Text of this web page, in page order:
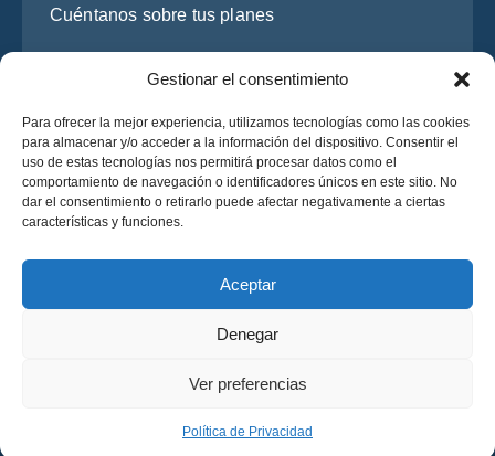
Gestionar el consentimiento
Para ofrecer la mejor experiencia, utilizamos tecnologías como las cookies
para almacenar y/o acceder a la información del dispositivo. Consentir el
uso de estas tecnologías nos permitirá procesar datos como el
comportamiento de navegación o identificadores únicos en este sitio. No
dar el consentimiento o retirarlo puede afectar negativamente a ciertas
características y funciones.
Aceptar
Denegar
Ver preferencias
Política de Privacidad
Política de Privacidad
Términos y Condiciones
He leído y acepto la
Solicite un presupuesto
Solicite un presupuesto